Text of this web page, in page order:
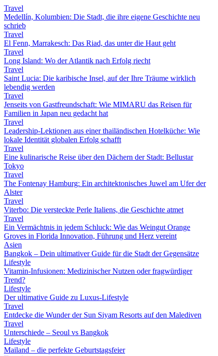
Travel
Medellín, Kolumbien: Die Stadt, die ihre eigene Geschichte neu
schrieb
Travel
El Fenn, Marrakesch: Das Riad, das unter die Haut geht
Travel
Long Island: Wo der Atlantik nach Erfolg riecht
Travel
Saint Lucia: Die karibische Insel, auf der Ihre Träume wirklich
lebendig werden
Travel
Jenseits von Gastfreundschaft: Wie MIMARU das Reisen für
Familien in Japan neu gedacht hat
Travel
Leadership-Lektionen aus einer thailändischen Hotelküche: Wie
lokale Identität globalen Erfolg schafft
Travel
Eine kulinarische Reise über den Dächern der Stadt: Bellustar
Tokyo
Travel
The Fontenay Hamburg: Ein architektonisches Juwel am Ufer der
Alster
Travel
Viterbo: Die versteckte Perle Italiens, die Geschichte atmet
Travel
Ein Vermächtnis in jedem Schluck: Wie das Weingut Orange
Groves in Florida Innovation, Führung und Herz vereint
Asien
Bangkok – Dein ultimativer Guide für die Stadt der Gegensätze
Lifestyle
Vitamin-Infusionen: Medizinischer Nutzen oder fragwürdiger
Trend?
Lifestyle
Der ultimative Guide zu Luxus-Lifestyle
Travel
Entdecke die Wunder der Sun Siyam Resorts auf den Malediven
Travel
Unterschiede – Seoul vs Bangkok
Lifestyle
Mailand – die perfekte Geburtstagsfeier